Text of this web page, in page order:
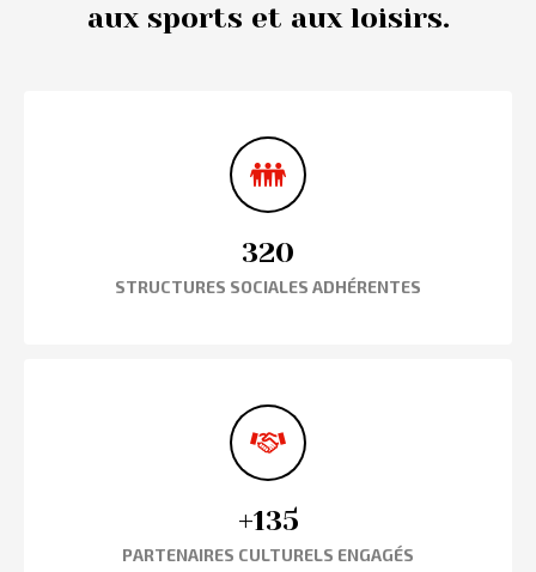
CONTACT
aux sports et aux loisirs.
320
STRUCTURES SOCIALES ADHÉRENTES
+135
PARTENAIRES CULTURELS ENGAGÉS